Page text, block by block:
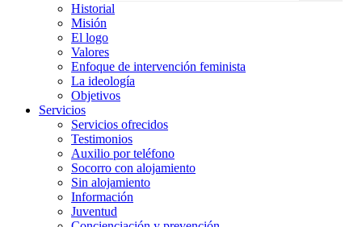
Historial
Misión
El logo
Valores
Enfoque de intervención feminista
La ideología
Objetivos
Servicios
Servicios ofrecidos
Testimonios
Auxilio por teléfono
Socorro con alojamiento
Sin alojamiento
Información
Juventud